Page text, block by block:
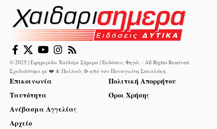
© 2025 | Εφημερίδα Χαϊδάρι Σήμερα | Εκδόσεις Φηγός - All Rights Reserved.
Σχεδιάστηκε με ❤️ & Πολλούς ☕ από τον Παναγιώτη Σακαλάκη.
Επικοινωνία
Ταυτότητα
Ανέβασμα Αγγελίας
Αρχείο
Πολιτική Απορρήτου
Όροι Χρήσης